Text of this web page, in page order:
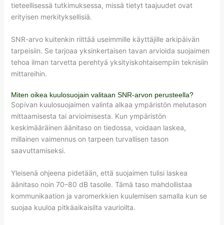
tieteellisessä tutkimuksessa, missä tietyt taajuudet ovat
erityisen merkityksellisiä.
SNR-arvo kuitenkin riittää useimmille käyttäjille arkipäivän
tarpeisiin. Se tarjoaa yksinkertaisen tavan arvioida suojaimen
tehoa ilman tarvetta perehtyä yksityiskohtaisempiin teknisiin
mittareihin.
Miten oikea kuulosuojain valitaan SNR-arvon perusteella?
Sopivan kuulosuojaimen valinta alkaa ympäristön melutason
mittaamisesta tai arvioimisesta. Kun ympäristön
keskimääräinen äänitaso on tiedossa, voidaan laskea,
millainen vaimennus on tarpeen turvallisen tason
saavuttamiseksi.
Yleisenä ohjeena pidetään, että suojaimen tulisi laskea
äänitaso noin 70–80 dB tasolle. Tämä taso mahdollistaa
kommunikaation ja varomerkkien kuulemisen samalla kun se
suojaa kuuloa pitkäaikaisilta vaurioilta.